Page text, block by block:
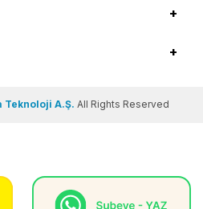
+
+
Teknoloji A.Ş. All Rights Reserved